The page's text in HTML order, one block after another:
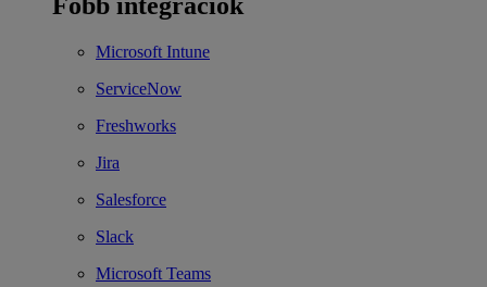
Főbb integrációk
Microsoft Intune
ServiceNow
Freshworks
Jira
Salesforce
Slack
Microsoft Teams